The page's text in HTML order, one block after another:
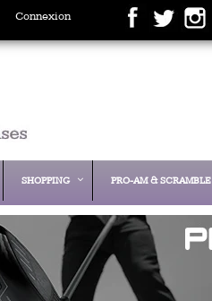
Connexion
SHOPPING PRO-AM & SCRAMBLE